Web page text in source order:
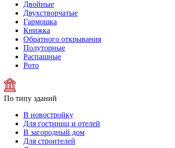
Двойные
Двухстворчатые
Гармошка
Книжка
Обратного открывания
Полуторные
Распашные
Рото
По типу зданий
В новостройку
Для гостиниц и отелей
В загородный дом
Для строителей